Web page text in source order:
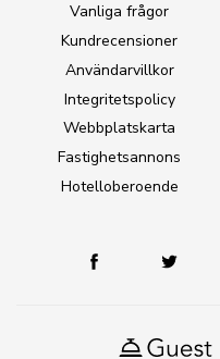
Vanliga frågor
Kundrecensioner
Användarvillkor
Integritetspolicy
Webbplatskarta
Fastighetsannons
Hotelloberoende